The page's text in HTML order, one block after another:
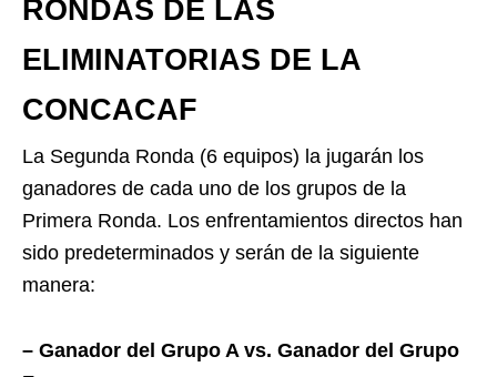
RONDAS DE LAS
ELIMINATORIAS DE LA
CONCACAF
La Segunda Ronda (6 equipos) la jugarán los
ganadores de cada uno de los grupos de la
Primera Ronda. Los enfrentamientos directos han
sido predeterminados y serán de la siguiente
manera:
– Ganador del Grupo A vs. Ganador del Grupo